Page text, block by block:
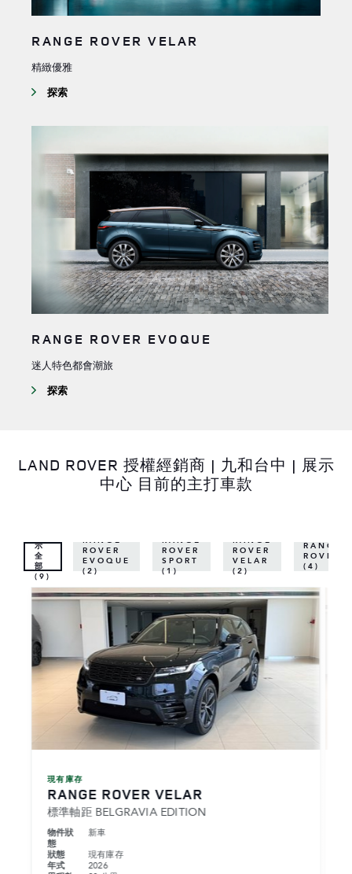
RANGE ROVER VELAR
精緻優雅
探索
RANGE ROVER EVOQUE
迷人特色都會潮旅
探索
LAND ROVER 授權經銷商 | 九和台中 | 展示
中心 目前的主打車款
示
全
部
(9)
RANGE
ROVER
EVOQUE
(2)
RANGE
ROVER
SPORT
(1)
RANGE
ROVER
VELAR
(2)
RANGE
ROVER
(4)
現有庫存
RANGE ROVER VELAR
標準軸距 BELGRAVIA EDITION
物件狀
態
新車
狀態
現有庫存
年式
2026